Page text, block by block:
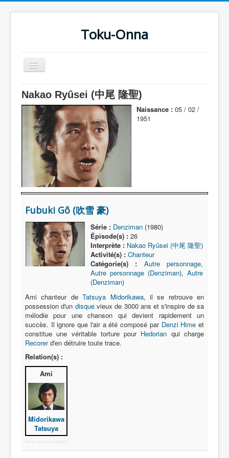
Toku-Onna
Basculer
la
Accueil
Toku-Actrices
Toku-Critiques
Séries
Films
COSAA
Dessins
Artiste Asperger
Lexique
Série
Acteur
Personnage
Transformation
Équipement
Mecha
Objet
Lieu
Épisode
Référence
Nakao Ryûsei (中尾 隆聖)
Naissance : 05 / 02 /
1951
Fubuki Gô (吹雪 豪)
Série : Denziman(1980)
Épisode(s) :26
Interprète : Nakao Ryûsei (中尾 隆聖)
Activité(s) : Chanteur
Catégorie(s) :
Autre personnage,
Autre personnage (Denziman), Autre
(Denziman)
Ami chanteur deTatsuya Midorikawa, il se retrouve en
possession d'un disquevieux de 3000 ans et s'inspire de sa
mélodie pour une chanson qui devient rapidement un
succès. Il ignore que l'air a été composé par Denzi Hime et
constitue une véritable torture pour Hedorian qui charge
Recorerd'en détruire toute trace.
Relation(s) :
Ami
Midorikawa
Tatsuya
More Joomla Extensions